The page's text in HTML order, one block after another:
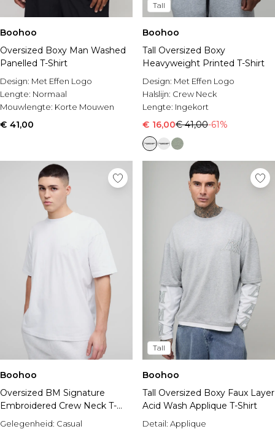
Boohoo
Oversized Boxy Man Washed
Panelled T-Shirt
Design: Met Effen Logo
Lengte: Normaal
Mouwlengte: Korte Mouwen
€ 41,00
Tall
Boohoo
Tall Oversized Boxy
Heavyweight Printed T-Shirt
Design: Met Effen Logo
Halslijn: Crew Neck
Lengte: Ingekort
€ 16,00€ 41,00-61%
Boohoo
Oversized BM Signature
Embroidered Crew Neck T-
shirt
Gelegenheid: Casual
Tall
Boohoo
Tall Oversized Boxy Faux Layer
Acid Wash Applique T-Shirt
Detail: Applique